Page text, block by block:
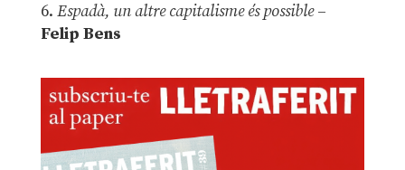
6. Espadà, un altre capitalisme és possible –
Felip Bens